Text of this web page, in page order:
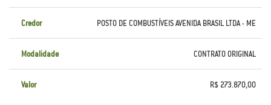
Credor POSTO DE COMBUSTÍVEIS AVENIDA BRASIL LTDA - ME
Modalidade CONTRATO ORIGINAL
Valor R$ 273.870,00